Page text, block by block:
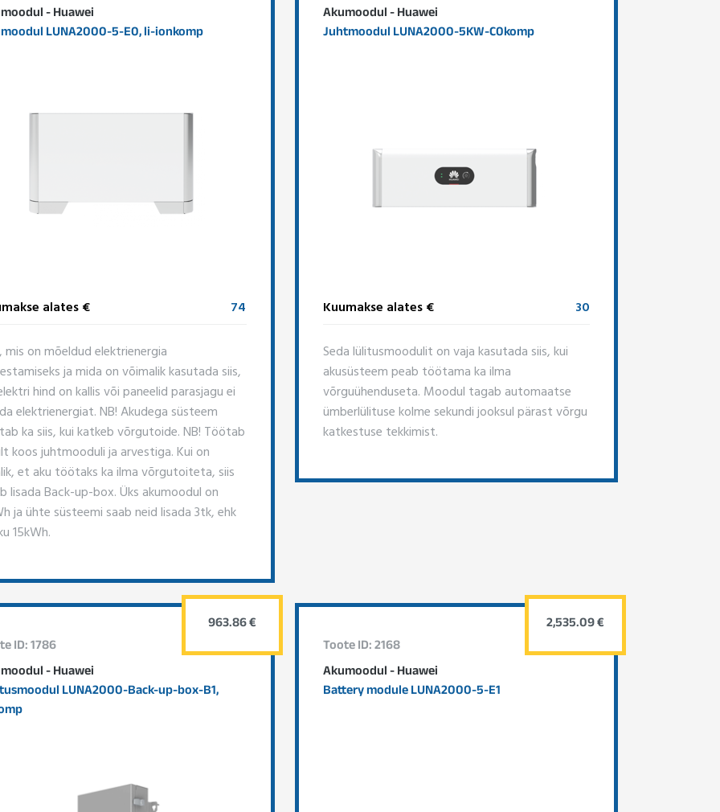
- Huawei
LUNA2000-5-E0, li-ionkomp
alates € 74
mis on mõeldud elektrienergia
ja mida on võimalik kasutada siis,
hind on kallis või paneelid parasjagu ei
elektrienergiat. NB! Akudega süsteem
ka siis, kui katkeb võrgutoide. NB! Töötab
koos juhtmooduli ja arvestiga. Kui on
et aku töötaks ka ilma võrgutoiteta, siis
lisada Back-up-box. Üks akumoodul on
ja ühte süsteemi saab neid lisada 3tk, ehk
15kWh.
Akumoodul - Huawei
Juhtmoodul LUNA2000-5KW-C0komp
Kuumakse alates € 30
Seda lülitusmoodulit on vaja kasutada siis, kui
akusüsteem peab töötama ka ilma
võrguühenduseta. Moodul tagab automaatse
ümberlülituse kolme sekundi jooksul pärast võrgu
katkestuse tekkimist.
ID: 1786
- Huawei
LUNA2000-Back-up-box-B1,
963.86 €
Toote ID: 2168
Akumoodul - Huawei
Battery module LUNA2000-5-E1
2,535.09 €